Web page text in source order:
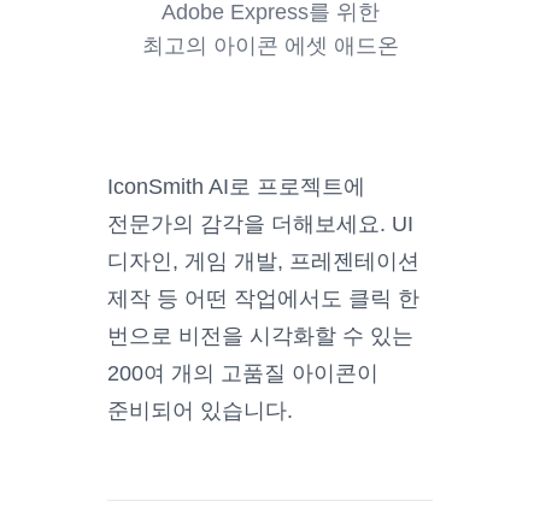
Adobe Express를 위한
최고의 아이콘 에셋 애드온
IconSmith AI로 프로젝트에
전문가의 감각을 더해보세요. UI
디자인, 게임 개발, 프레젠테이션
제작 등 어떤 작업에서도 클릭 한
번으로 비전을 시각화할 수 있는
200여 개의 고품질 아이콘이
준비되어 있습니다.